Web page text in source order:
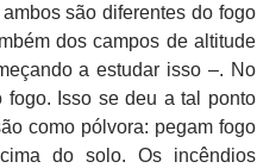
são diferentes do fogo
dos campos de altitude
a estudar isso –. No
fogo. Isso se deu a tal ponto
como pólvora: pegam fogo
do solo. Os incêndios